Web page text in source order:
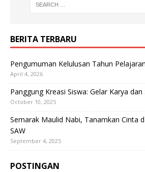
BERITA TERBARU
Pengumuman Kelulusan Tahun
April 4, 2026
Panggung Kreasi Siswa: Gelar Karya
October 10, 2025
Semarak Maulid Nabi, Tanamkan Cinta
SAW
September 4, 2025
POSTINGAN